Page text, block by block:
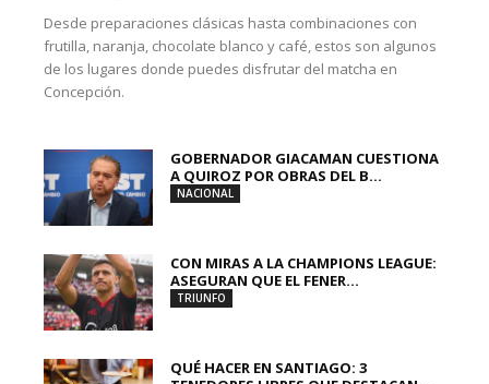
Desde preparaciones clásicas hasta combinaciones con
frutilla, naranja, chocolate blanco y café, estos son algunos
de los lugares donde puedes disfrutar del matcha en
Concepción.
GOBERNADOR GIACAMAN CUESTIONA
A QUIROZ POR OBRAS DEL B...
NACIONAL
CON MIRAS A LA CHAMPIONS LEAGUE:
ASEGURAN QUE EL FENER...
TRIUNFO
QUÉ HACER EN SANTIAGO: 3